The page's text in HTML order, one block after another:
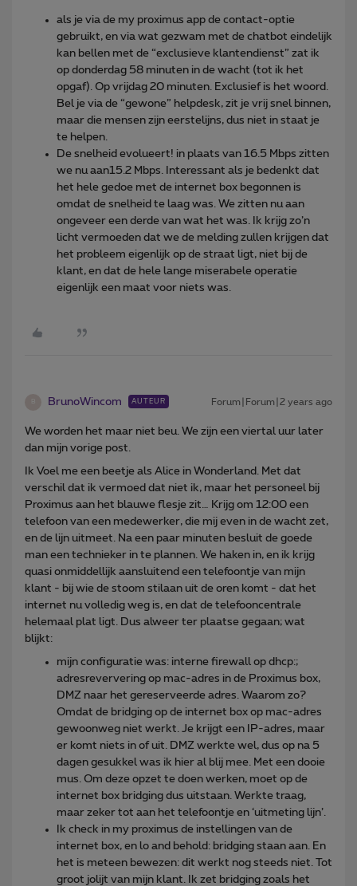
als je via de my proximus app de contact-optie
gebruikt, en via wat gezwam met de chatbot eindelijk
kan bellen met de “exclusieve klantendienst” zat ik
op donderdag 58 minuten in de wacht (tot ik het
opgaf). Op vrijdag 20 minuten. Exclusief is het woord.
Bel je via de “gewone” helpdesk, zit je vrij snel binnen,
maar die mensen zijn eerstelijns, dus niet in staat je
te helpen.
De snelheid evolueert! in plaats van 16.5 Mbps zitten
we nu aan15.2 Mbps. Interessant als je bedenkt dat
het hele gedoe met de internet box begonnen is
omdat de snelheid te laag was. We zitten nu aan
ongeveer een derde van wat het was. Ik krijg zo’n
licht vermoeden dat we de melding zullen krijgen dat
het probleem eigenlijk op de straat ligt, niet bij de
klant, en dat de hele lange miserabele operatie
eigenlijk een maat voor niets was.
BrunoWincom AUTEUR Forum|Forum|2 years ago
We worden het maar niet beu. We zijn een viertal uur later
dan mijn vorige post.
Ik Voel me een beetje als Alice in Wonderland. Met dat
verschil dat ik vermoed dat niet ik, maar het personeel bij
Proximus aan het blauwe flesje zit… Krijg om 12:00 een
telefoon van een medewerker, die mij even in de wacht zet,
en de lijn uitmeet. Na een paar minuten besluit de goede
man een technieker in te plannen. We haken in, en ik krijg
quasi onmiddellijk aansluitend een telefoontje van mijn
klant - bij wie de stoom stilaan uit de oren komt - dat het
internet nu volledig weg is, en dat de telefooncentrale
helemaal plat ligt. Dus alweer ter plaatse gegaan; wat
blijkt:
mijn configuratie was: interne firewall op dhcp:;
adresreververing op mac-adres in de Proximus box,
DMZ naar het gereserveerde adres. Waarom zo?
Omdat de bridging op de internet box op mac-adres
gewoonweg niet werkt. Je krijgt een IP-adres, maar
er komt niets in of uit. DMZ werkte wel, dus op na 5
dagen gesukkel was ik hier al blij mee. Met een dooie
mus. Om deze opzet te doen werken, moet op de
internet box bridging dus uitstaan. Werkte traag,
maar zeker tot aan het telefoontje en ‘uitmeting lijn’.
Ik check in my proximus de instellingen van de
internet box, en lo and behold: bridging staan aan. En
het is meteen bewezen: dit werkt nog steeds niet. Tot
groot jolijt van mijn klant. Ik zet bridging zoals het